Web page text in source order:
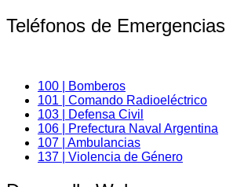
Teléfonos de Emergencias
100 | Bomberos
101 | Comando Radioeléctrico
103 | Defensa Civil
106 | Prefectura Naval Argentina
107 | Ambulancias
137 | Violencia de Género